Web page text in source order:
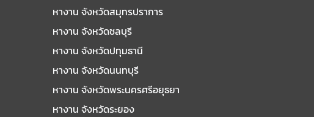
หางาน จังหวัดสมุทรปราการ
หางาน จังหวัดชลบุรี
หางาน จังหวัดปทุมธานี
หางาน จังหวัดนนทบุรี
หางาน จังหวัดพระนครศรีอยุธยา
หางาน จังหวัดระยอง